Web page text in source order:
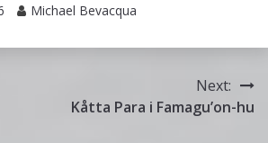
Michael Bevacqua
Next:
Kåtta Para i Famagu’on-hu